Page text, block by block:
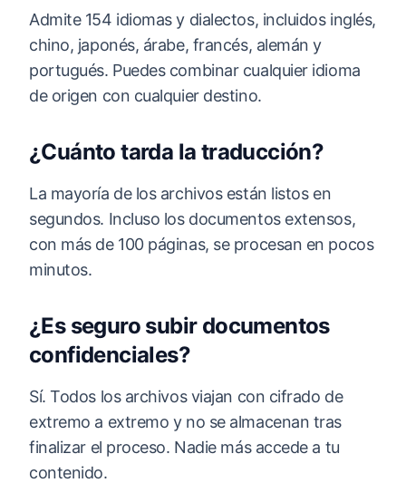
Admite 154 idiomas y dialectos, incluidos inglés,
chino, japonés, árabe, francés, alemán y
portugués. Puedes combinar cualquier idioma
de origen con cualquier destino.
¿Cuánto tarda la traducción?
La mayoría de los archivos están listos en
segundos. Incluso los documentos extensos,
con más de 100 páginas, se procesan en pocos
minutos.
¿Es seguro subir documentos
confidenciales?
Sí. Todos los archivos viajan con cifrado de
extremo a extremo y no se almacenan tras
finalizar el proceso. Nadie más accede a tu
contenido.